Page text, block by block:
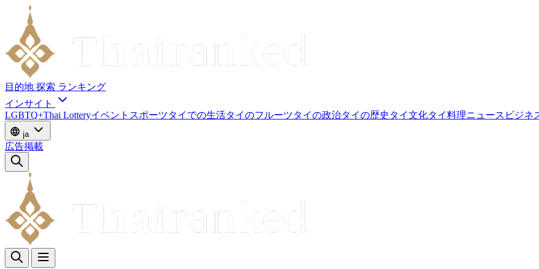
目的地 探索 ランキング
インサイト
LGBTQ+Thai Lotteryイベント スポーツタイでの生活タイのフルーツタイの政治タイの歴史 タイ文化タイ料理ニュース ビジネ
ja
広告掲載